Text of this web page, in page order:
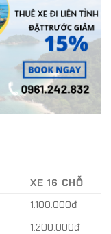
XE 16 CHỖ
1.100.000đ
1.200.000đ